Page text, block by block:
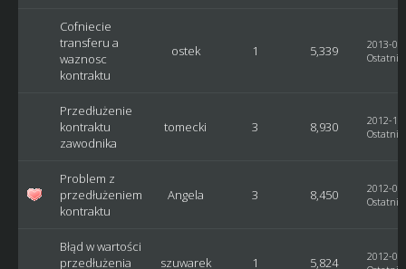
Cofniecie
transferu a
waznosc
kontraktu
ostek 1 5,339
2013-
Ostatni
Przedłużenie
kontraktu
zawodnika
tomecki 3 8,930
2012-
Ostatni
Problem z
przedłużeniem
kontraktu
Angela 3 8,450
2012-
Ostatni
Błąd w wartości
przedłużenia
szuwarek 1 5,824
2012-